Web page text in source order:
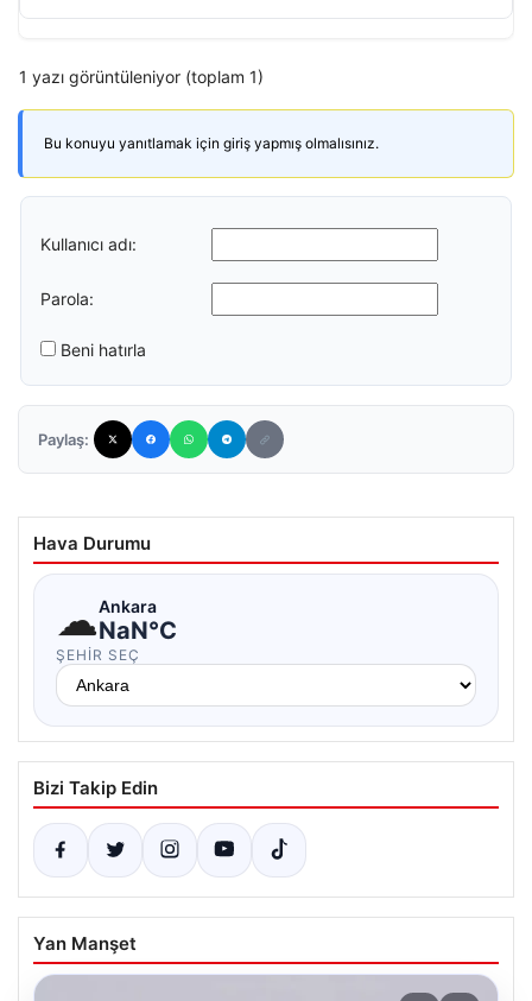
1 yazı görüntüleniyor (toplam 1)
Bu konuyu yanıtlamak için giriş yapmış olmalısınız.
Kullanıcı adı:
Parola:
Beni hatırla
Paylaş:
Hava Durumu
☁Ankara
NaN°C
ŞEHIR SEÇ
Bizi Takip Edin
Yan Manşet